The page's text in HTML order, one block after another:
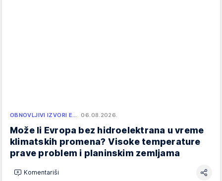
OBNOVLJIVI IZVORI E… 06.08.2026.
Može li Evropa bez hidroelektrana u vreme
klimatskih promena? Visoke temperature
prave problem i planinskim zemljama
Komentariši